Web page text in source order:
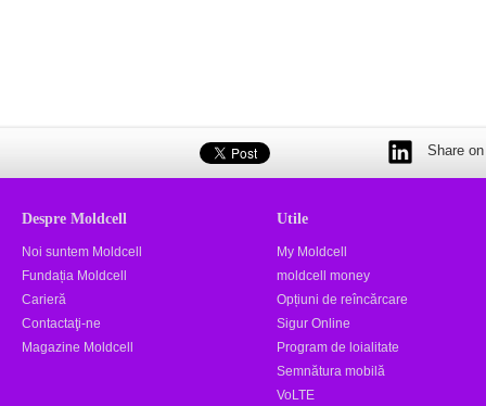
Share
Despre Moldcell
Noi suntem Moldcell
Fundația Moldcell
Carieră
Contactaţi-ne
Magazine Moldcell
Utile
My Moldcell
moldcell money
Opțiuni de reîncărcare
Sigur Online
Program de loialitate
Semnătura mobilă
VoLTE